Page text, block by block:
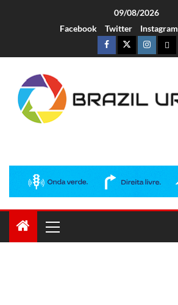
09/08/2026
Facebook
Twitter Instagram